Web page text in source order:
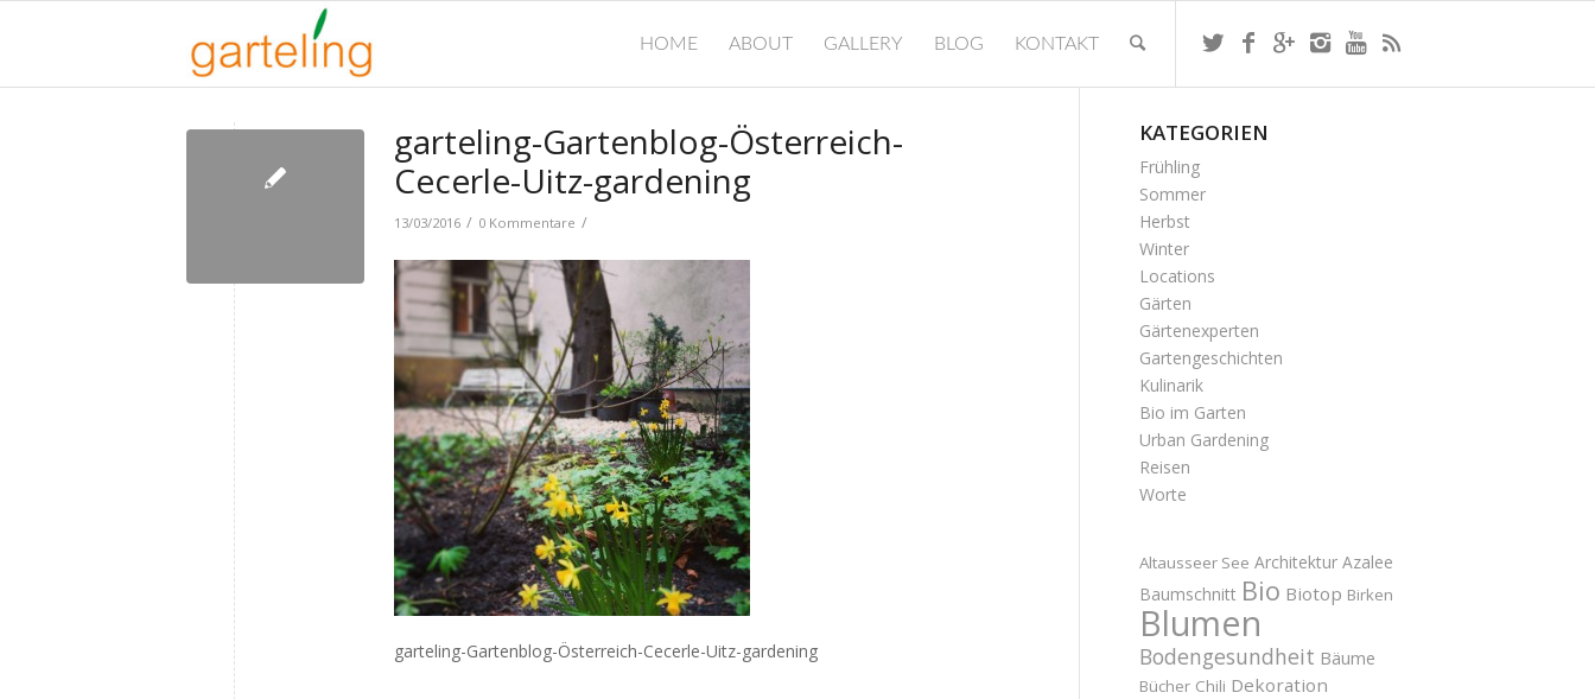
HOME ABOUT GALLERY BLOG KONTAKT
garteling-Gartenblog-Österreich-
Cecerle-Uitz-gardening
13/03/2016 / 0 Kommentare /
garteling-Gartenblog-Österreich-Cecerle-Uitz-gardening
KATEGORIEN
Frühling
Sommer
Herbst
Winter
Locations
Gärten
Gärtenexperten
Gartengeschichten
Kulinarik
Bio im Garten
Urban Gardening
Reisen
Worte
Altausseer See Architektur Azalee
Baumschnitt Bio Biotop Birken
Blumen
Bodengesundheit Bäume
Bücher Chili Dekoration